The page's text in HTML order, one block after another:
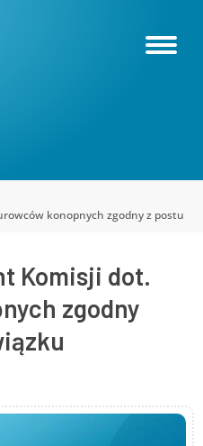
konopnych zgodny z
Komisji dot.
zgodny